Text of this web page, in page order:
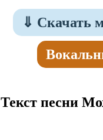
⇓ Скачать
Текст песни